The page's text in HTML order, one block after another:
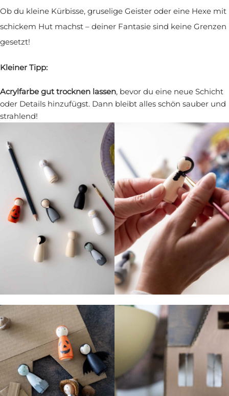
Ob du kleine Kürbisse, gruselige Geister oder eine Hexe mit
schickem Hut machst – deiner Fantasie sind keine Grenzen
gesetzt!
Kleiner Tipp:
Acrylfarbe gut trocknen lassen, bevor du eine neue Schicht
oder Details hinzufügst. Dann bleibt alles schön sauber und
strahlend!